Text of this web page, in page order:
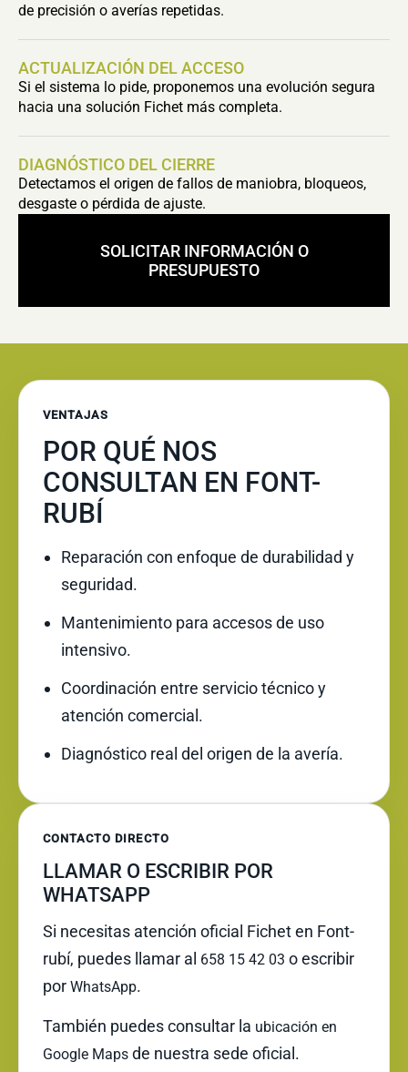
de precisión o averías repetidas.
ACTUALIZACIÓN DEL ACCESO
Si el sistema lo pide, proponemos una evolución segura
hacia una solución Fichet más completa.
DIAGNÓSTICO DEL CIERRE
Detectamos el origen de fallos de maniobra, bloqueos,
desgaste o pérdida de ajuste.
SOLICITAR INFORMACIÓN O
PRESUPUESTO
VENTAJAS
POR QUÉ NOS
CONSULTAN EN FONT-
RUBÍ
Reparación con enfoque de durabilidad y
seguridad.
Mantenimiento para accesos de uso
intensivo.
Coordinación entre servicio técnico y
atención comercial.
Diagnóstico real del origen de la avería.
CONTACTO DIRECTO
LLAMAR O ESCRIBIR POR
WHATSAPP
Si necesitas atención oficial Fichet en Font-
rubí, puedes llamar al 658 15 42 03 o escribir
por WhatsApp.
También puedes consultar la ubicación en
Google Maps de nuestra sede oficial.